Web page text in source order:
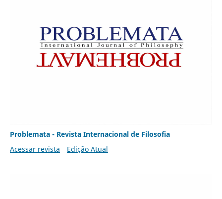
Problemata - Revista Internacional de Filosofia
Acessar revista
Edição Atual